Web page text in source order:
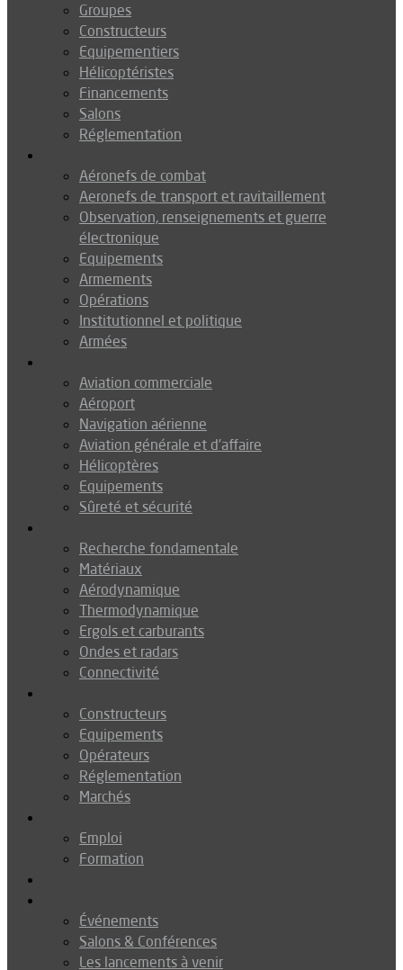
Groupes
Constructeurs
Equipementiers
Hélicoptéristes
Financements
Salons
Réglementation
Aéronefs de combat
Aeronefs de transport et ravitaillement
Observation, renseignements et guerre
électronique
Equipements
Armements
Opérations
Institutionnel et politique
Armées
Aviation commerciale
Aéroport
Navigation aérienne
Aviation générale et d’affaire
Hélicoptères
Equipements
Sûreté et sécurité
Recherche fondamentale
Matériaux
Aérodynamique
Thermodynamique
Ergols et carburants
Ondes et radars
Connectivité
Constructeurs
Equipements
Opérateurs
Réglementation
Marchés
Emploi
Formation
Événements
Salons & Conférences
Les lancements à venir